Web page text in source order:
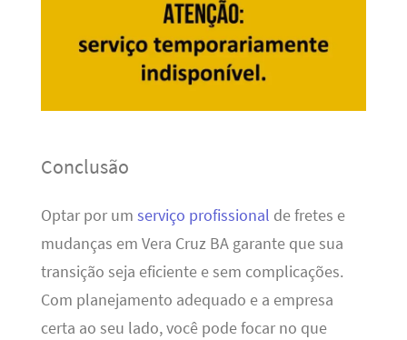
Conclusão
Optar por um serviço profissional de fretes e
mudanças em Vera Cruz BA garante que sua
transição seja eficiente e sem complicações.
Com planejamento adequado e a empresa
certa ao seu lado, você pode focar no que